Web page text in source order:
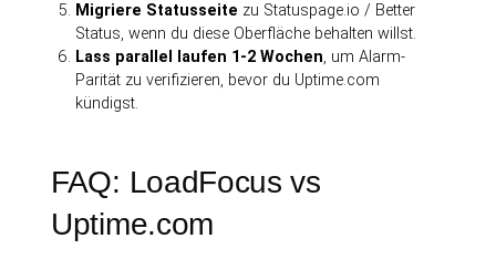
Migriere Statusseite zu Statuspage.io / Better
Status, wenn du diese Oberfläche behalten willst.
Lass parallel laufen 1-2 Wochen, um Alarm-
Parität zu verifizieren, bevor du Uptime.com
kündigst.
FAQ: LoadFocus vs
Uptime.com